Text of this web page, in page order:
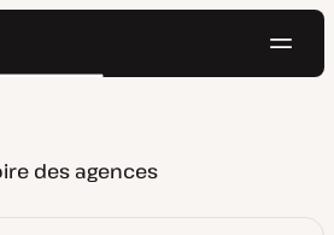
des agences